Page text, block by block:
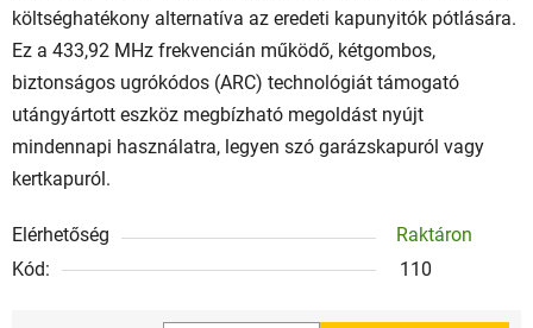
költséghatékony alternatíva az eredeti kapunyitók pótlására.
Ez a 433,92 MHz frekvencián működő, kétgombos,
biztonságos ugrókódos (ARC) technológiát támogató
utángyártott eszköz megbízható megoldást nyújt
mindennapi használatra, legyen szó garázskapuról vagy
kertkapuról.
Elérhetőség
Raktáron
Kód:
110